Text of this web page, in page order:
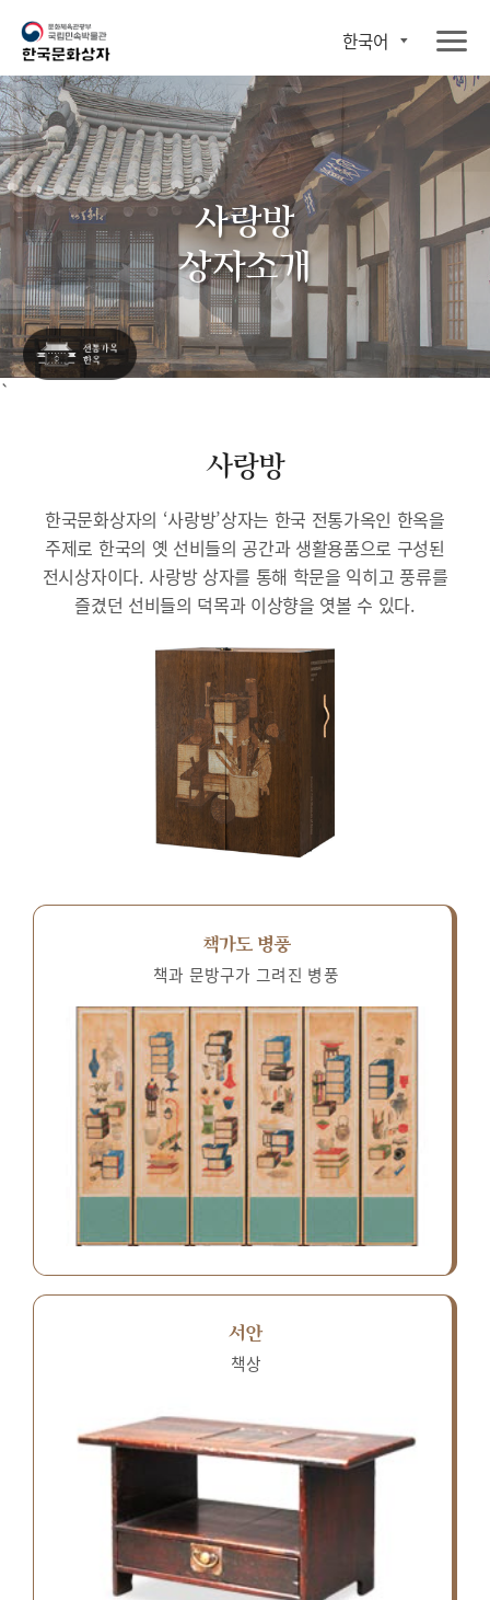
한국어
`
사랑방
상자소개
사랑방
한국문화상자의 ‘사랑방’상자는 한국 전통가옥인 한옥을
주제로 한국의 옛 선비들의 공간과 생활용품으로 구성된
전시상자이다. 사랑방 상자를 통해 학문을 익히고 풍류를
즐겼던 선비들의 덕목과 이상향을 엿볼 수 있다.
책가도 병풍
책과 문방구가 그려진 병풍
서안
책상